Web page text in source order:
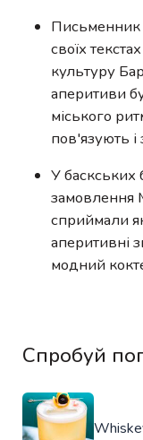
Письменник
своїх
культуру
аперитиви
міського
пов'язують і
У баскських
замовлення
сприймали
аперитивні
модний
Спробуй